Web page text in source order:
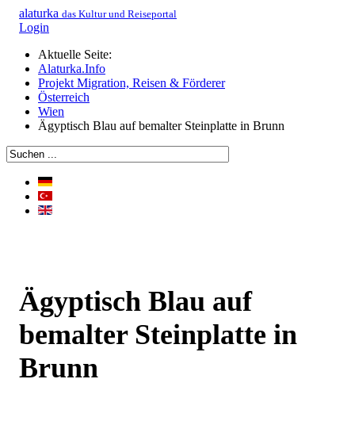
alaturka das Kultur und Reiseportal
Login
Aktuelle Seite:
Alaturka.Info
Projekt Migration, Reisen & Förderer
Österreich
Wien
Ägyptisch Blau auf bemalter Steinplatte in Brunn
Ägyptisch Blau auf
bemalter Steinplatte in
Brunn